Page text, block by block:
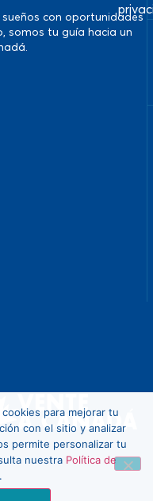
con oportunidades
somos tu guía hacia un
cookies para mejorar tu
con el sitio y analizar
permite personalizar tu
nuestra Política de
.